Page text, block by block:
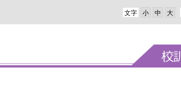
文字